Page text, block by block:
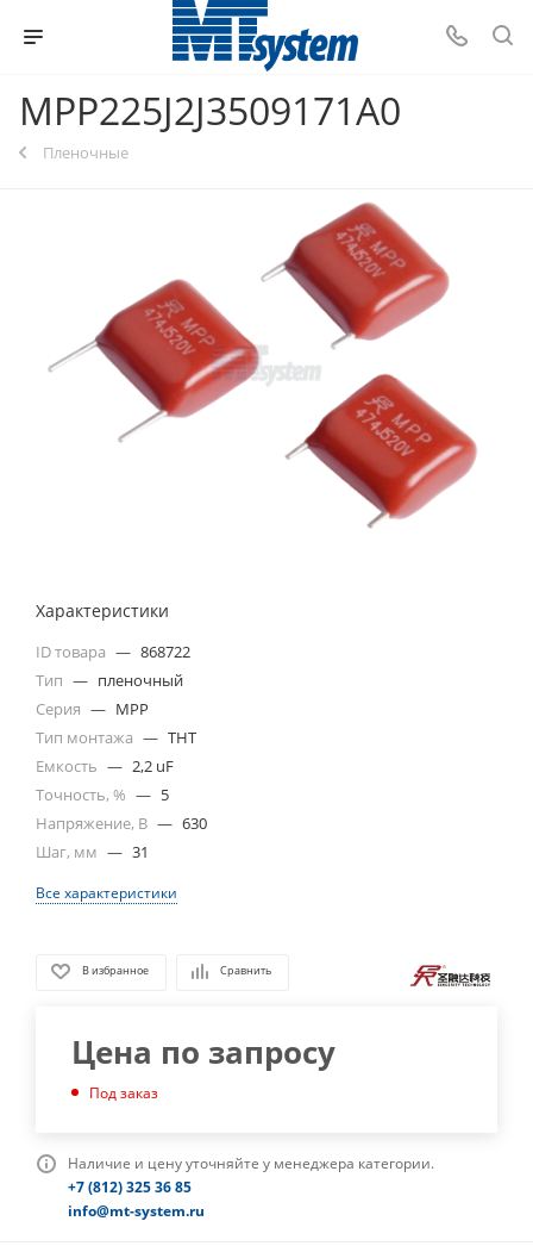
MPP225J2J3509171A0
Пленочные
Характеристики
ID товара — 868722
Тип — пленочный
Серия — MPP
Тип монтажа — THT
Емкость — 2,2 uF
Точность, % — 5
Напряжение, В — 630
Шаг, мм — 31
Все характеристики
В избранное Сравнить
Цена по запросу
Под заказ
Наличие и цену уточняйте у менеджера категории.
+7 (812) 325 36 85
info@mt-system.ru